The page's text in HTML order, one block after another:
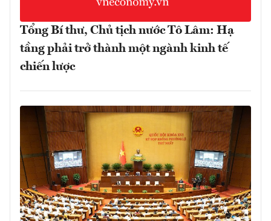
Tổng Bí thư, Chủ tịch nước Tô Lâm: Hạ
tầng phải trở thành một ngành kinh tế
chiến lược